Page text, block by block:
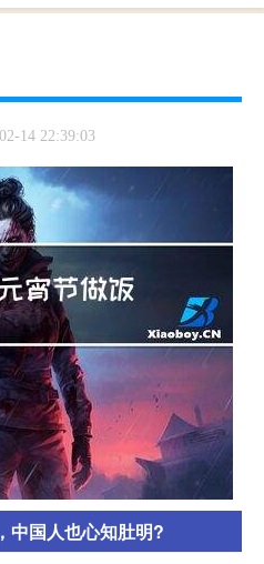
14 22:39:03
中国人也心知肚明?